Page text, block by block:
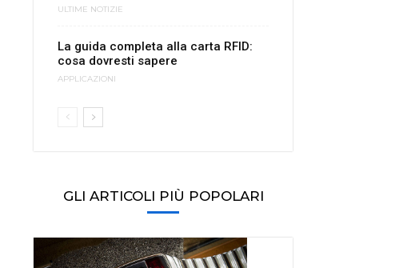
ULTIME NOTIZIE
La guida completa alla carta RFID:
cosa dovresti sapere
APPLICAZIONI
GLI ARTICOLI PIÙ POPOLARI